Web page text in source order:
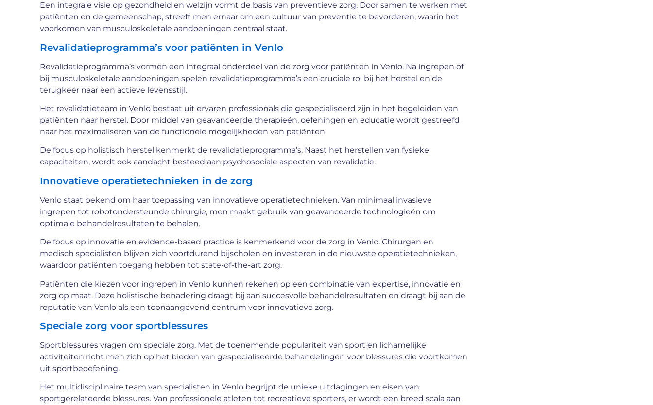
Een integrale visie op gezondheid en welzijn vormt de basis van preventieve zorg. Door samen te werken met
patiënten en de gemeenschap, streeft men ernaar om een cultuur van preventie te bevorderen, waarin het
voorkomen van musculoskeletale aandoeningen centraal staat.
Revalidatieprogramma’s voor patiënten in Venlo
Revalidatieprogramma’s vormen een integraal onderdeel van de zorg voor patiënten in Venlo. Na ingrepen of
bij musculoskeletale aandoeningen spelen revalidatieprogramma’s een cruciale rol bij het herstel en de
terugkeer naar een actieve levensstijl.
Het revalidatieteam in Venlo bestaat uit ervaren professionals die gespecialiseerd zijn in het begeleiden van
patiënten naar herstel. Door middel van geavanceerde therapieën, oefeningen en educatie wordt gestreefd
naar het maximaliseren van de functionele mogelijkheden van patiënten.
De focus op holistisch herstel kenmerkt de revalidatieprogramma’s. Naast het herstellen van fysieke
capaciteiten, wordt ook aandacht besteed aan psychosociale aspecten van revalidatie.
Innovatieve operatietechnieken in de zorg
Venlo staat bekend om haar toepassing van innovatieve operatietechnieken. Van minimaal invasieve
ingrepen tot robotondersteunde chirurgie, men maakt gebruik van geavanceerde technologieën om
optimale behandelresultaten te behalen.
De focus op innovatie en evidence-based practice is kenmerkend voor de zorg in Venlo. Chirurgen en
medisch specialisten blijven zich voortdurend bijscholen en investeren in de nieuwste operatietechnieken,
waardoor patiënten toegang hebben tot state-of-the-art zorg.
Patiënten die kiezen voor ingrepen in Venlo kunnen rekenen op een combinatie van expertise, innovatie en
zorg op maat. Deze holistische benadering draagt bij aan succesvolle behandelresultaten en draagt bij aan de
reputatie van Venlo als een toonaangevend centrum voor innovatieve zorg.
Speciale zorg voor sportblessures
Sportblessures vragen om speciale zorg. Met de toenemende populariteit van sport en lichamelijke
activiteiten richt men zich op het bieden van gespecialiseerde behandelingen voor blessures die voortkomen
uit sportbeoefening.
Het multidisciplinaire team van specialisten in Venlo begrijpt de unieke uitdagingen en eisen van
sportgerelateerde blessures. Van professionele atleten tot recreatieve sporters, er wordt een breed scala aan